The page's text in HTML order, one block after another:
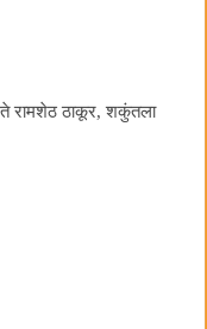
रामशेठ ठाकूर, शकुंतला